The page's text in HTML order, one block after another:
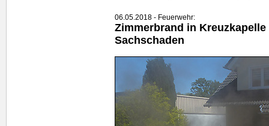
06.05.2018 - Feuerwehr:
Zimmerbrand in
Sachschaden